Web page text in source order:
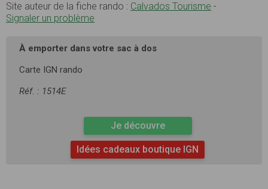
Site auteur de la fiche rando : Calvados Tourisme -
Signaler un problème
À emporter dans votre sac à dos
Carte IGN rando
Réf. : 1514E
Je découvre
Idées cadeaux boutique IGN